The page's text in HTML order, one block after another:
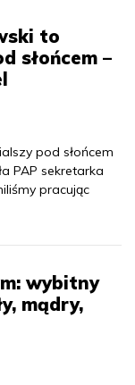
to
słońcem –
pod słońcem
PAP sekretarka
pracując
wybitny
mądry,